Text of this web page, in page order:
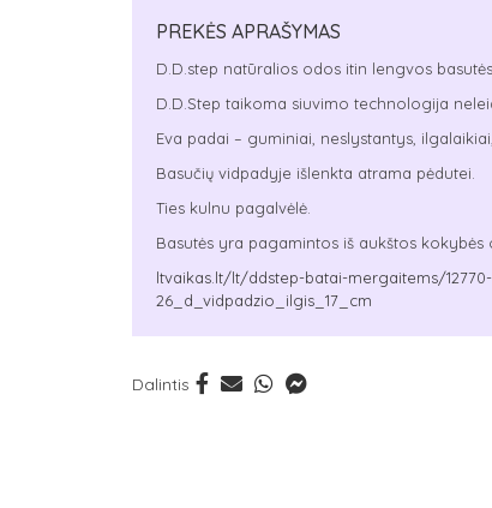
PREKĖS APRAŠYMAS
D.D.step natūralios odos itin lengvos basutės.
D.D.Step taikoma siuvimo technologija
Eva padai – guminiai, neslystantys,
Basučių vidpadyje išlenkta atrama pėdutei.
Ties kulnu pagalvėlė.
Basutės yra pagamintos iš aukštos kokybės
ltvaikas.lt/lt/ddstep-batai-mergaitems/
26_d_vidpadzio_ilgis_17_cm
Dalintis